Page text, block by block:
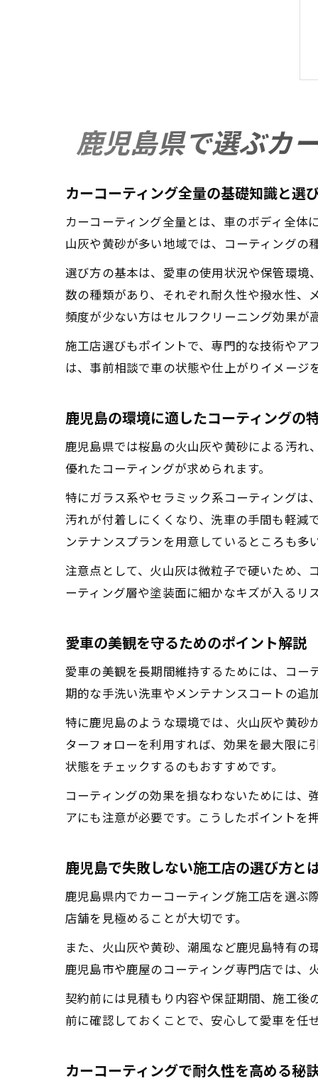
鹿児島県で選ぶカ
カーコーティング全量の基礎知識と選
カーコーティング全量とは、車のボディ全体
山灰や黄砂が多い地域では、コーティングの
選び方の基本は、愛車の使用状況や保管環境
数の種類があり、それぞれ耐久性や撥水性、
頻度が少ない方はセルフクリーニング効果が
施工店選びもポイントで、専門的な技術やア
は、事前相談で車の状態や仕上がりイメージ
鹿児島の環境に適したコーティングの
鹿児島県では桜島の火山灰や黄砂による汚れ
優れたコーティングが求められます。
特にガラス系やセラミック系コーティングは
汚れが付着しにくくなり、洗車の手間も軽減
ンテナンスプランを用意しているところも多い
注意点として、火山灰は微粒子で硬いため、
ーティング層や塗装面に細かなキズが入るリ
愛車の美観を守るためのポイント解説
愛車の美観を長期間維持するためには、コ
期的な手洗い洗車やメンテナンスコートの追
特に鹿児島のような環境では、火山灰や黄砂
ターフォローを利用すれば、効果を最大限に
状態をチェックするのもおすすめです。
コーティングの効果を損なわないためには
アにも注意が必要です。こうしたポイントを
鹿児島で失敗しない施工店の選び方と
鹿児島県内でカーコーティング施工店を選ぶ
店舗を見極めることが大切です。
また、火山灰や黄砂、潮風など鹿児島特有の
鹿児島市や鹿屋のコーティング専門店では、
契約前には見積もり内容や保証期間、施工
前に確認しておくことで、安心して愛車を任
カーコーティングで耐久性を高める秘